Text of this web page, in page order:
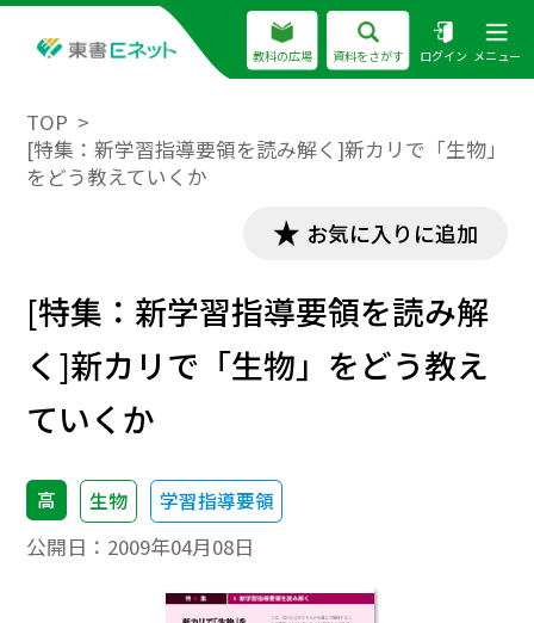
教科の広場 資料をさがす ログイン メニュー
TOP
[特集：新学習指導要領を読み解く]新カリで「生物」
をどう教えていくか
お気に入りに追加
[特集：新学習指導要領を読み解
く]新カリで「生物」をどう教え
ていくか
高 生物 学習指導要領
公開日： 2009年04月08日